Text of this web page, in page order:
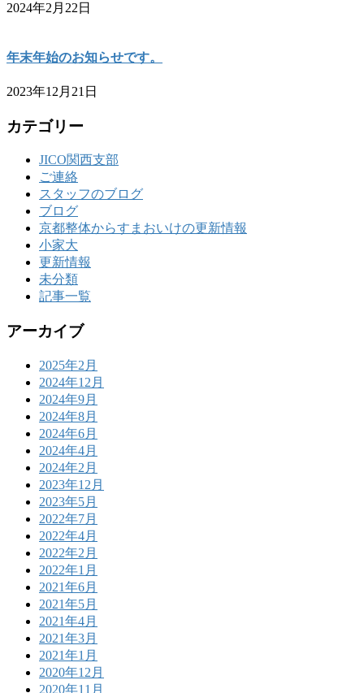
2024年2月22日
年末年始のお知らせです。
2023年12月21日
カテゴリー
JICO関西支部
ご連絡
スタッフのブログ
ブログ
京都整体からすまおいけの更新情報
小家大
更新情報
未分類
記事一覧
アーカイブ
2025年2月
2024年12月
2024年9月
2024年8月
2024年6月
2024年4月
2024年2月
2023年12月
2023年5月
2022年7月
2022年4月
2022年2月
2022年1月
2021年6月
2021年5月
2021年4月
2021年3月
2021年1月
2020年12月
2020年11月